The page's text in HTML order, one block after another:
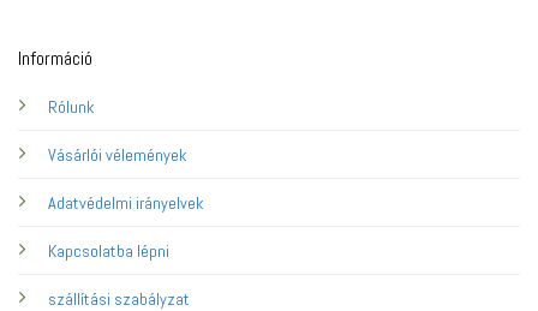
Információ
Rólunk
Vásárlói vélemények
Adatvédelmi irányelvek
Kapcsolatba lépni
szállítási szabályzat